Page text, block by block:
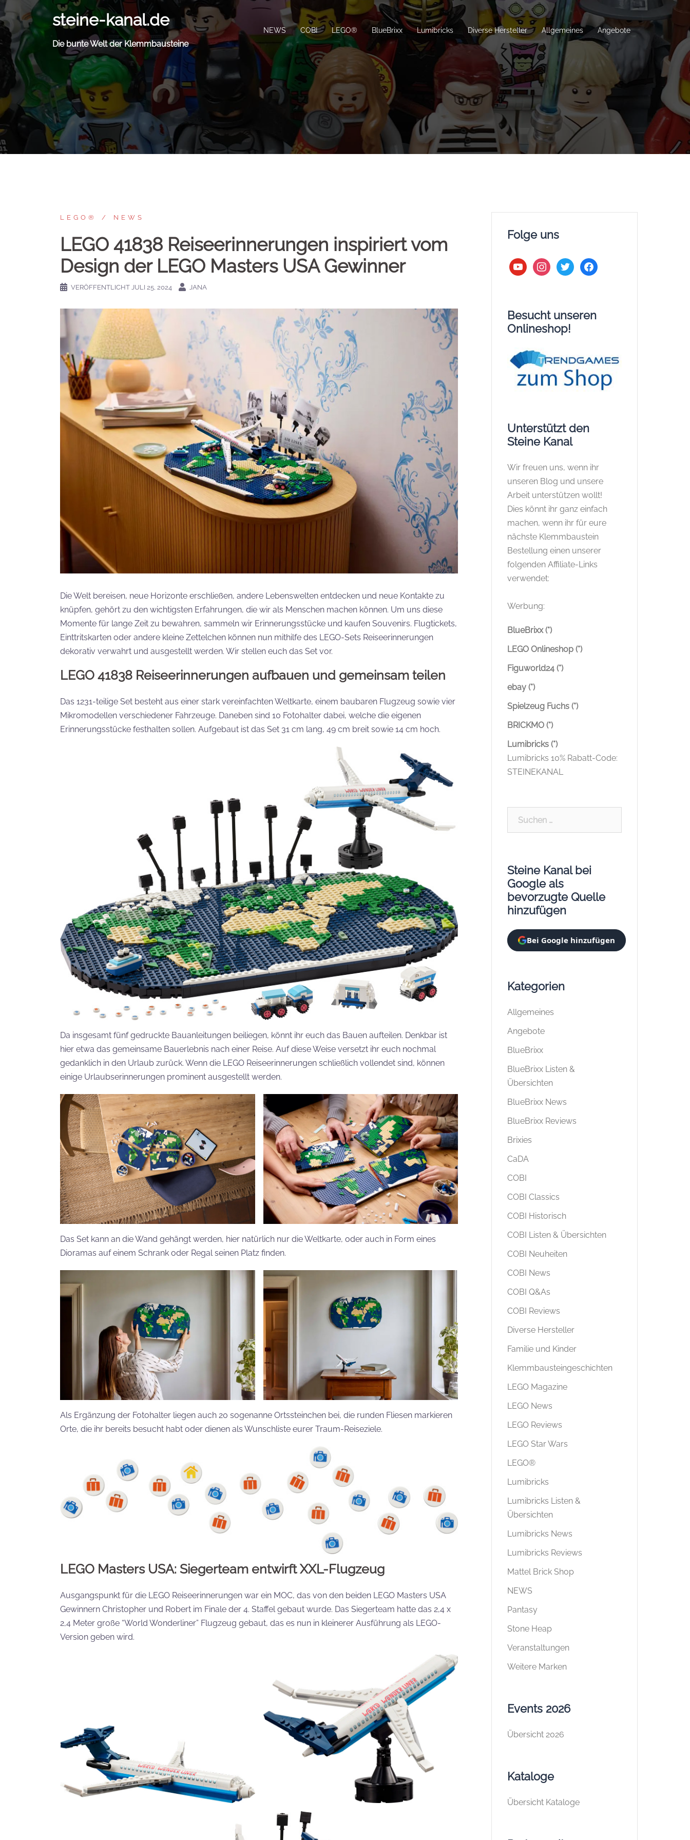
Zum
Inhalt
springen
steine-kanal.de
Die bunte Welt der Klemmbausteine
NEWS COBI LEGO® BlueBrixx Lumibricks Diverse Hersteller Allgemeines Angebote
LEGO® NEWS
LEGO 41838 Reiseerinnerungen inspiriert vom
Design der LEGO Masters USA Gewinner
VERÖFFENTLICHT JULI 25, 2024 JANA
Die Welt bereisen, neue Horizonte erschließen, andere Lebenswelten entdecken und neue Kontakte zu
knüpfen, gehört zu den wichtigsten Erfahrungen, die wir als Menschen machen können. Um uns diese
Momente für lange Zeit zu bewahren, sammeln wir Erinnerungsstücke und kaufen Souvenirs. Flugtickets,
Einttritskarten oder andere kleine Zettelchen können nun mithilfe des LEGO-Sets Reiseerinnerungen
dekorativ verwahrt und ausgestellt werden. Wir stellen euch das Set vor.
LEGO 41838 Reiseerinnerungen aufbauen und gemeinsam teilen
Das 1231-teilige Set besteht aus einer stark vereinfachten Weltkarte, einem baubaren Flugzeug sowie vier
Mikromodellen verschiedener Fahrzeuge. Daneben sind 10 Fotohalter dabei, welche die eigenen
Erinnerungsstücke festhalten sollen. Aufgebaut ist das Set 31 cm lang, 49 cm breit sowie 14 cm hoch.
Da insgesamt fünf gedruckte Bauanleitungen beiliegen, könnt ihr euch das Bauen aufteilen. Denkbar ist
hier etwa das gemeinsame Bauerlebnis nach einer Reise. Auf diese Weise versetzt ihr euch nochmal
gedanklich in den Urlaub zurück. Wenn die LEGO Reiseerinnerungen schließlich vollendet sind, können
einige Urlaubserinnerungen prominent ausgestellt werden.
Das Set kann an die Wand gehängt werden, hier natürlich nur die Weltkarte, oder auch in Form eines
Dioramas auf einem Schrank oder Regal seinen Platz finden.
Als Ergänzung der Fotohalter liegen auch 20 sogenanne Ortssteinchen bei, die runden Fliesen markieren
Orte, die ihr bereits besucht habt oder dienen als Wunschliste eurer Traum-Reiseziele.
LEGO Masters USA: Siegerteam entwirft XXL-Flugzeug
Ausgangspunkt für die LEGO Reiseerinnerungen war ein MOC, das von den beiden LEGO Masters USA
Gewinnern Christopher und Robert im Finale der 4. Staffel gebaut wurde. Das Siegerteam hatte das 2,4 x
2,4 Meter große “World Wonderliner” Flugzeug gebaut, das es nun in kleinerer Ausführung als LEGO-
Version geben wird.
Folge uns
youtubeinstagram
twitter facebook
Besucht unseren
Onlineshop!
Unterstützt den
Steine Kanal
Wir freuen uns, wenn ihr
unseren Blog und unsere
Arbeit unterstützen wollt!
Dies könnt ihr ganz einfach
machen, wenn ihr für eure
nächste Klemmbaustein
Bestellung einen unserer
folgenden Affiliate-Links
verwendet:
Werbung:
BlueBrixx (*)
LEGO Onlineshop (*)
Figuworld24 (*)
ebay (*)
Spielzeug Fuchs (*)
BRICKMO (*)
Lumibricks (*)
Lumibricks 10% Rabatt-Code:
STEINEKANAL
Steine Kanal bei
Google als
bevorzugte Quelle
hinzufügen
Bei Google hinzufügen
Kategorien
Allgemeines
Angebote
BlueBrixx
BlueBrixx Listen &
Übersichten
BlueBrixx News
BlueBrixx Reviews
Brixies
CaDA
COBI
COBI Classics
COBI Historisch
COBI Listen & Übersichten
COBI Neuheiten
COBI News
COBI Q&As
COBI Reviews
Diverse Hersteller
Familie und Kinder
Klemmbausteingeschichten
LEGO Magazine
LEGO News
LEGO Reviews
LEGO Star Wars
LEGO®
Lumibricks
Lumibricks Listen &
Übersichten
Lumibricks News
Lumibricks Reviews
Mattel Brick Shop
NEWS
Pantasy
Stone Heap
Veranstaltungen
Weitere Marken
Events 2026
Übersicht 2026
Kataloge
Übersicht Kataloge